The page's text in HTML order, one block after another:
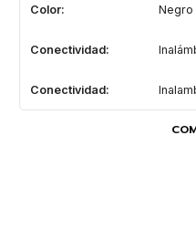
Color: Negro
Conectividad:
Conectividad: